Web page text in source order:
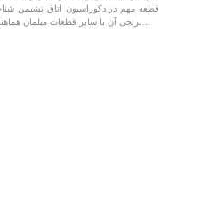
قطعه مهم در دکوراسیون اتاق نشیمن